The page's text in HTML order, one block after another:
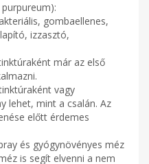
purpureum):
gombaellenes,
izzasztó,
már az első
vagy
lehet, mint a csalán. Az
előtt érdemes
és gyógynövényes méz
is segít elvenni a nem